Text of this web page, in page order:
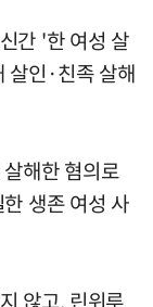
간 '한 여성 살
살인·친족 살해
해한 혐의로
생존 여성 사
않고, 린위루